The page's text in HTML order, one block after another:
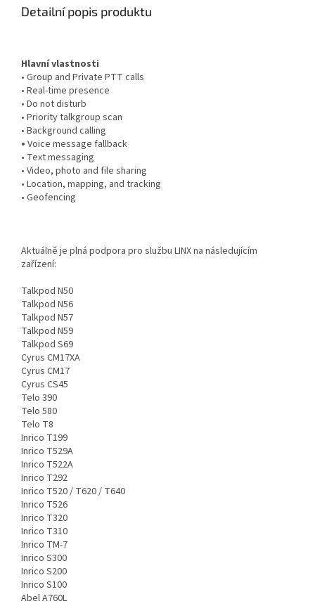
Detailní popis produktu
Hlavní vlastnosti
• Group and Private PTT calls
• Real-time presence
• Do not disturb
• Priority talkgroup scan
• Background calling
• Voice message fallback
• Text messaging
• Video, photo and file sharing
• Location, mapping, and tracking
• Geofencing
Aktuálně je plná podpora pro službu LINX na následujícím
zařízení:
Talkpod N50
Talkpod N56
Talkpod N57
Talkpod N59
Talkpod S69
Cyrus CM17XA
Cyrus CM17
Cyrus CS45
Telo 390
Telo 580
Telo T8
Inrico T199
Inrico T529A
Inrico T522A
Inrico T292
Inrico T520 / T620 / T640
Inrico T526
Inrico T320
Inrico T310
Inrico TM-7
Inrico S300
Inrico S200
Inrico S100
Abel A760L